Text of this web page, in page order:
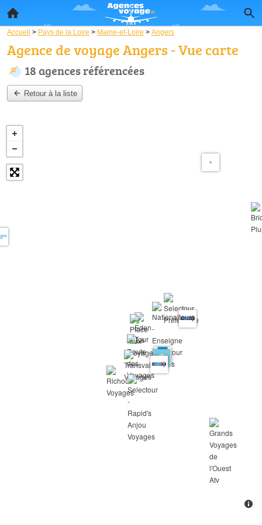
Accueil > Pays de la Loire > Maine-et-Loire > Angers
Agence de voyage Angers - Vue carte
18 agences référencées
Retour à la liste